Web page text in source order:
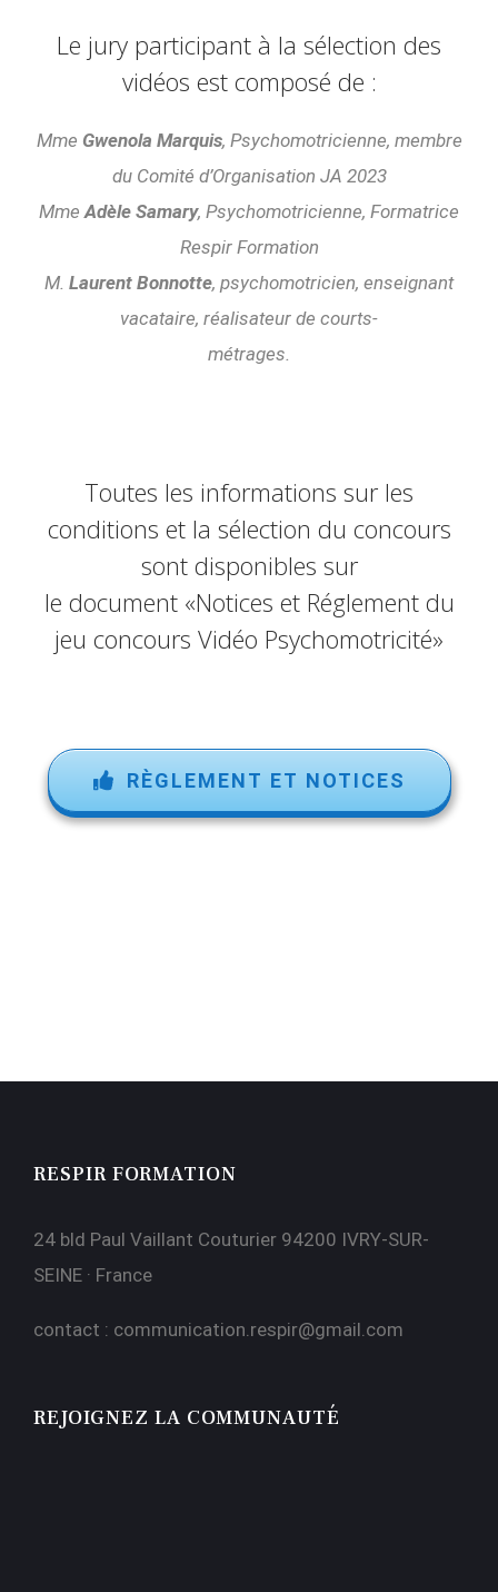
Le jury participant à la sélection des
vidéos est composé de :
Mme Gwenola Marquis, Psychomotricienne, membre
du Comité d’Organisation JA 2023
Mme Adèle Samary, Psychomotricienne, Formatrice
Respir Formation
M. Laurent Bonnotte, psychomotricien, enseignant
vacataire, réalisateur de courts-
métrages.
Toutes les informations sur les
conditions et la sélection du concours
sont disponibles sur
le document «Notices et Réglement du
jeu concours Vidéo Psychomotricité»
RÈGLEMENT ET NOTICES
RESPIR FORMATION
24 bld Paul Vaillant Couturier 94200 IVRY-SUR-
SEINE · France
contact : communication.respir@gmail.com
REJOIGNEZ LA COMMUNAUTÉ